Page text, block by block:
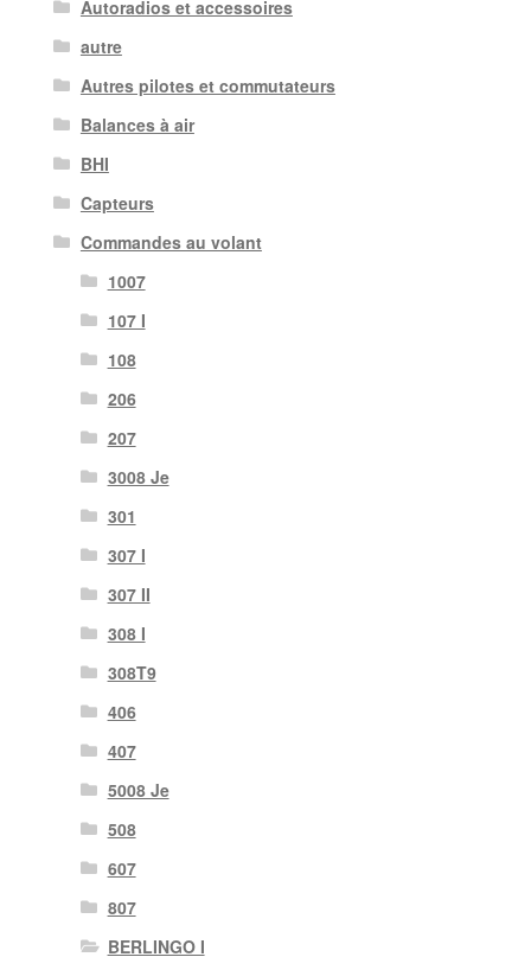
Autoradios et accessoires
autre
Autres pilotes et commutateurs
Balances à air
BHI
Capteurs
Commandes au volant
1007
107 I
108
206
207
3008 Je
301
307 I
307 II
308 I
308T9
406
407
5008 Je
508
607
807
BERLINGO I